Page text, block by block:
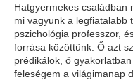
Hatgyermekes családban
mi vagyunk a legfiatalabb
pszichológia professzor,
forrása közöttünk. Ő azt
prédikálok, ő
feleségem a világimanap